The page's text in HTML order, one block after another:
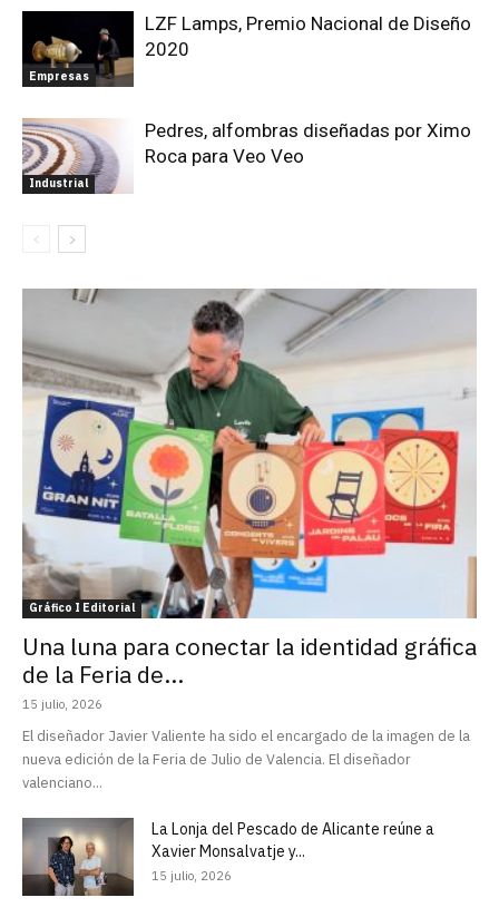
Empresas
LZF Lamps, Premio Nacional de Diseño
2020
Industrial
Pedres, alfombras diseñadas por Ximo
Roca para Veo Veo
Gráfico I Editorial
Una luna para conectar la identidad gráfica
de la Feria de...
15 julio, 2026
El diseñador Javier Valiente ha sido el encargado de la imagen de la
nueva edición de la Feria de Julio de Valencia. El diseñador
valenciano...
La Lonja del Pescado de Alicante reúne a
Xavier Monsalvatje y...
15 julio, 2026